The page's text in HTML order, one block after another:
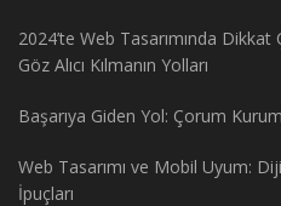
2024’te Web Tasarımında
Göz Alıcı Kılmanın Yolları
Başarıya Giden Yol: Çorum
Web Tasarımı ve Mobil Uyum:
İpuçları